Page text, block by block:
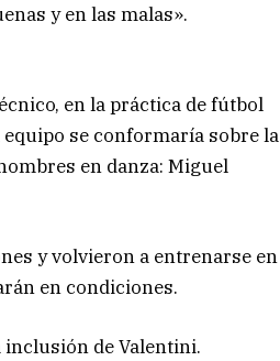
y en las malas».
en la práctica de fútbol
se conformaría sobre la
en danza: Miguel
y volvieron a entrenarse en
en condiciones.
inclusión de Valentini.